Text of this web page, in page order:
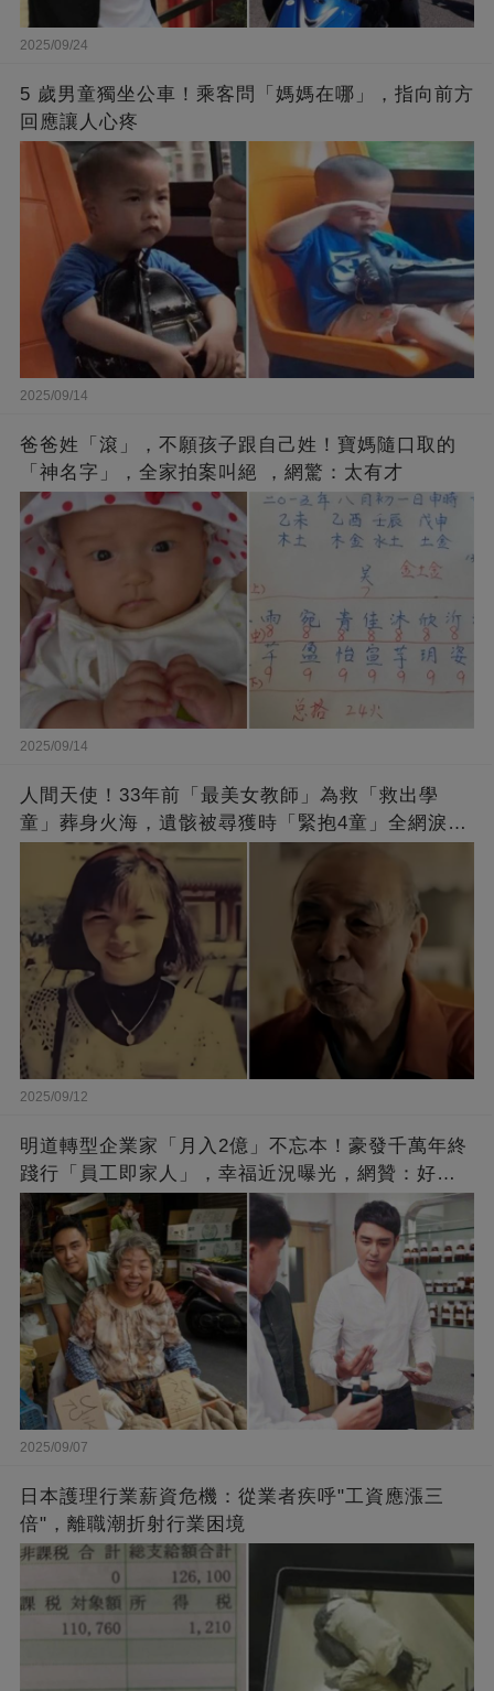
2025/09/24
5 歲男童獨坐公車！乘客問「媽媽在哪」，指向前方
回應讓人心疼
2025/09/14
爸爸姓「滾」，不願孩子跟自己姓！寶媽隨口取的
「神名字」，全家拍案叫絕 ，網驚：太有才
2025/09/14
人間天使！33年前「最美女教師」為救「救出學
童」葬身火海，遺骸被尋獲時「緊抱4童」全網淚
崩：真正的英雄不該被遺忘
2025/09/12
明道轉型企業家「月入2億」不忘本！豪發千萬年終
踐行「員工即家人」，幸福近況曝光，網贊：好老
闆的福報
2025/09/07
日本護理行業薪資危機：從業者疾呼"工資應漲三
倍"，離職潮折射行業困境